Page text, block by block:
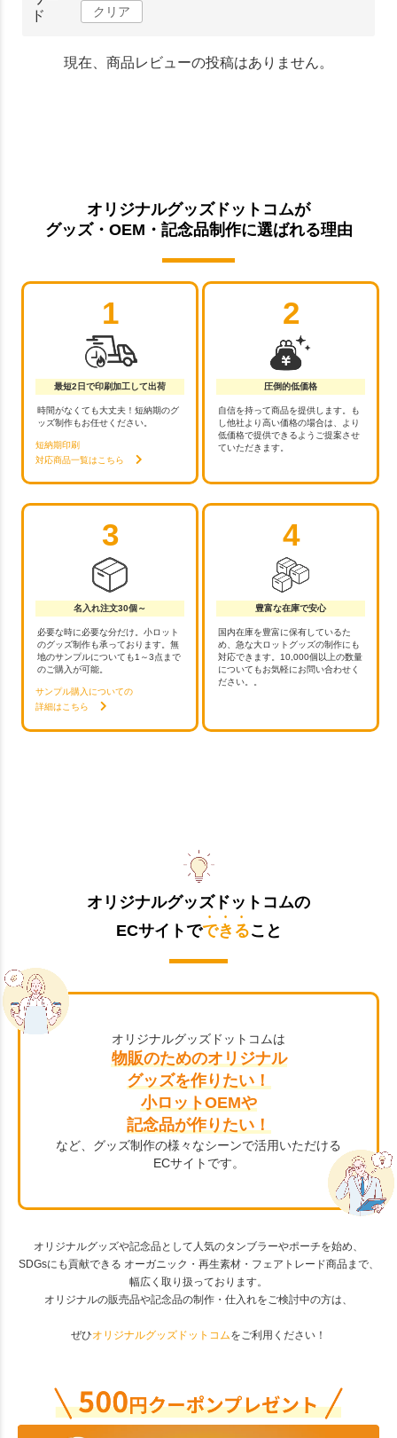
ド
クリア
現在、商品レビューの投稿はありません。
オリジナルグッズドットコムが
グッズ・OEM・記念品制作に選ばれる理由
1
最短2日で印刷加工して出荷
時間がなくても大丈夫！短納期のグ
ッズ制作もお任せください。
短納期印刷
対応商品一覧はこちら
2
圧倒的低価格
自信を持って商品を提供します。も
し他社より高い価格の場合は、より
低価格で提供できるようご提案させ
ていただきます。
3
名入れ注文30個～
必要な時に必要な分だけ。小ロット
のグッズ制作も承っております。無
地のサンプルについても1～3点まで
のご購入が可能。
サンプル購入についての
詳細はこちら
4
豊富な在庫で安心
国内在庫を豊富に保有しているた
め、急な大ロットグッズの制作にも
対応できます。10,000個以上の数量
についてもお気軽にお問い合わせく
ださい。。
オリジナルグッズドットコムの
ECサイトでできること
オリジナルグッズドットコムは
物販のためのオリジナル
グッズを作りたい！
小ロットOEMや
記念品が作りたい！
など、グッズ制作の様々なシーンで活用いただける
ECサイトです。
オリジナルグッズや記念品として人気のタンブラーやポーチを始め、
SDGsにも貢献できる オーガニック・再生素材・フェアトレード商品まで、
幅広く取り扱っております。
オリジナルの販売品や記念品の制作・仕入れをご検討中の方は、
ぜひオリジナルグッズドットコムをご利用ください！